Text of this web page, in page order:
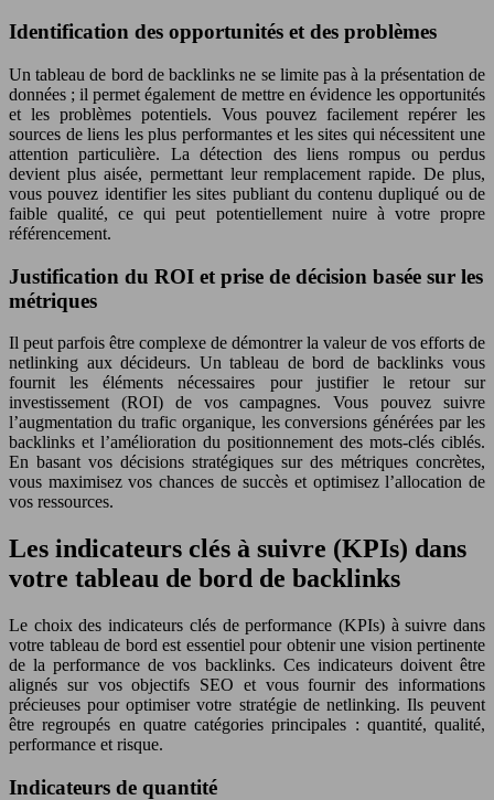
Identification des opportunités et des problèmes
Un tableau de bord de backlinks ne se limite pas à la présentation de
données ; il permet également de mettre en évidence les opportunités
et les problèmes potentiels. Vous pouvez facilement repérer les
sources de liens les plus performantes et les sites qui nécessitent une
attention particulière. La détection des liens rompus ou perdus
devient plus aisée, permettant leur remplacement rapide. De plus,
vous pouvez identifier les sites publiant du contenu dupliqué ou de
faible qualité, ce qui peut potentiellement nuire à votre propre
référencement.
Justification du ROI et prise de décision basée sur les
métriques
Il peut parfois être complexe de démontrer la valeur de vos efforts de
netlinking aux décideurs. Un tableau de bord de backlinks vous
fournit les éléments nécessaires pour justifier le retour sur
investissement (ROI) de vos campagnes. Vous pouvez suivre
l’augmentation du trafic organique, les conversions générées par les
backlinks et l’amélioration du positionnement des mots-clés ciblés.
En basant vos décisions stratégiques sur des métriques concrètes,
vous maximisez vos chances de succès et optimisez l’allocation de
vos ressources.
Les indicateurs clés à suivre (KPIs) dans
votre tableau de bord de backlinks
Le choix des indicateurs clés de performance (KPIs) à suivre dans
votre tableau de bord est essentiel pour obtenir une vision pertinente
de la performance de vos backlinks. Ces indicateurs doivent être
alignés sur vos objectifs SEO et vous fournir des informations
précieuses pour optimiser votre stratégie de netlinking. Ils peuvent
être regroupés en quatre catégories principales : quantité, qualité,
performance et risque.
Indicateurs de quantité